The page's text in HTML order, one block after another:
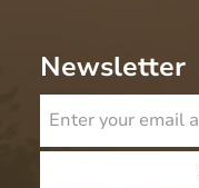
Newsletter